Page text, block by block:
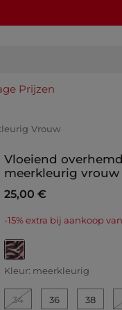
Prijzen
Vrouw
Vloeiend
meerkleurig vrouw
25,00 €
-15% extra bij aankoop
geselecteerd
Kleur: meerkleurig
34 36 38